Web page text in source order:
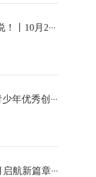
荟”精彩直播预告
年创意美术作品评选颁奖典礼
学科教育共辉煌